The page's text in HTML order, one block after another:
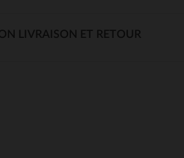
LIVRAISON ET RETOUR